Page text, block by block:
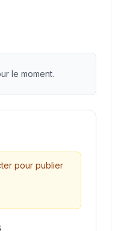
le moment.
pour publier